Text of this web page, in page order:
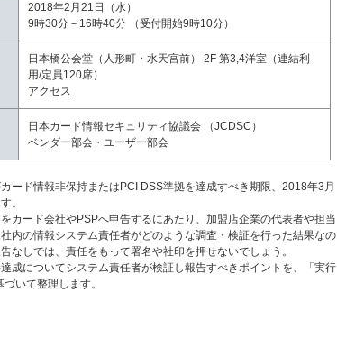
2018年2月21日（水）
9時30分－16時40分 （受付開始9時10分）
日本橋公会堂（人形町・水天宮前） 2F 第3,4洋室（連結利
用/定員120席）
アクセス
日本カード情報セキュリティ協議会 （JCDSC）
ベンダー部会・ユーザー部会
ード情報非保持またはPCI DSS準拠を達成すべき期限、2018年3月
。
をカード会社やPSPへ申告するにあたり、加盟店企業の代表者や担当
内の情報システム責任者がどのような調査・検証を行った結果なの
なしでは、責任をもって署名や社印を押せないでしょう。
成についてシステム責任者が検証し報告すべきポイントを、「実行
いて整理します。